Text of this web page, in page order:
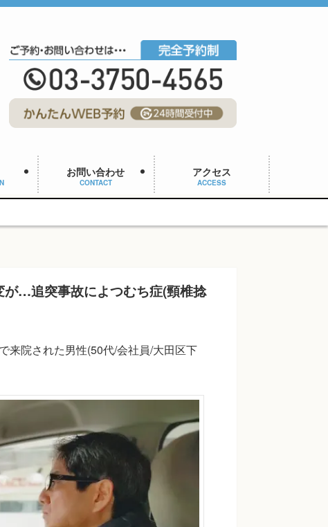
お問い合わせ
CONTACT
アクセス
ACCESS
が…追突事故によつむち症(頸椎捻
来院された男性(50代/会社員/大田区下